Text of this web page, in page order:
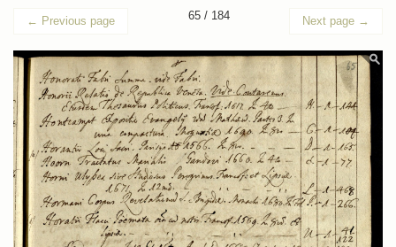
← Previous page 65 / 184 Next page →